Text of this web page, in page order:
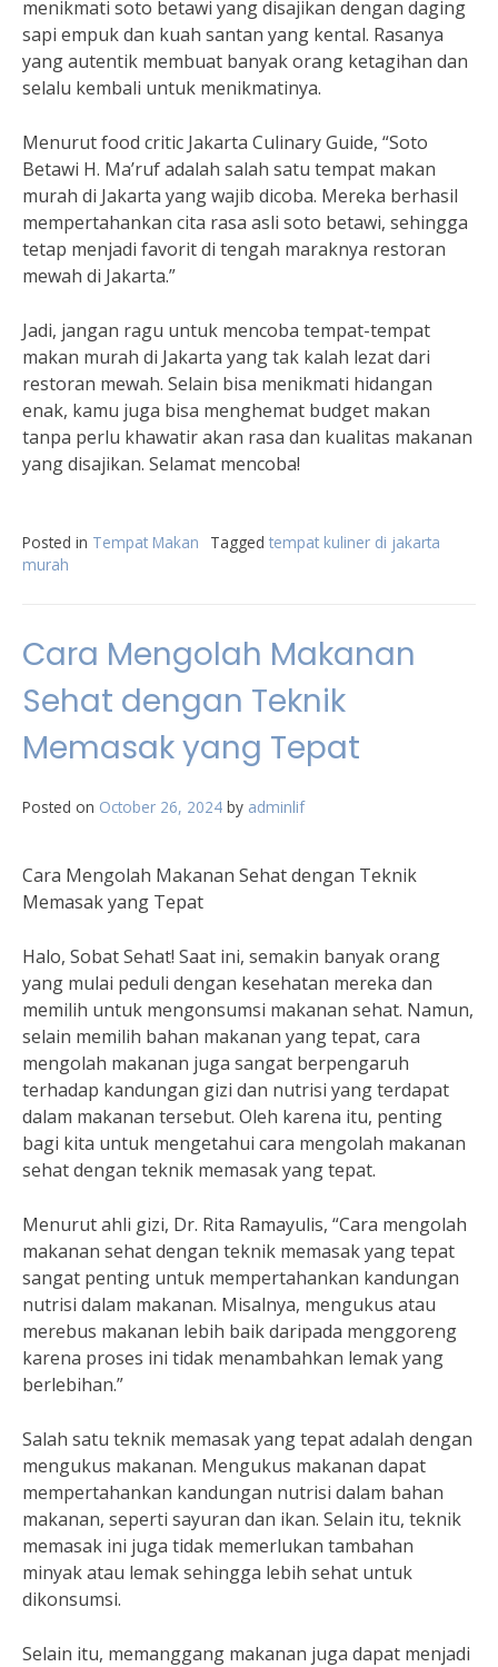
menikmati soto betawi yang disajikan dengan daging
sapi empuk dan kuah santan yang kental. Rasanya
yang autentik membuat banyak orang ketagihan dan
selalu kembali untuk menikmatinya.
Menurut food critic Jakarta Culinary Guide, “Soto
Betawi H. Ma’ruf adalah salah satu tempat makan
murah di Jakarta yang wajib dicoba. Mereka berhasil
mempertahankan cita rasa asli soto betawi, sehingga
tetap menjadi favorit di tengah maraknya restoran
mewah di Jakarta.”
Jadi, jangan ragu untuk mencoba tempat-tempat
makan murah di Jakarta yang tak kalah lezat dari
restoran mewah. Selain bisa menikmati hidangan
enak, kamu juga bisa menghemat budget makan
tanpa perlu khawatir akan rasa dan kualitas makanan
yang disajikan. Selamat mencoba!
Posted in Tempat Makan Tagged tempat kuliner di jakarta
murah
Cara Mengolah Makanan
Sehat dengan Teknik
Memasak yang Tepat
Posted on October 26, 2024 by adminlif
Cara Mengolah Makanan Sehat dengan Teknik
Memasak yang Tepat
Halo, Sobat Sehat! Saat ini, semakin banyak orang
yang mulai peduli dengan kesehatan mereka dan
memilih untuk mengonsumsi makanan sehat. Namun,
selain memilih bahan makanan yang tepat, cara
mengolah makanan juga sangat berpengaruh
terhadap kandungan gizi dan nutrisi yang terdapat
dalam makanan tersebut. Oleh karena itu, penting
bagi kita untuk mengetahui cara mengolah makanan
sehat dengan teknik memasak yang tepat.
Menurut ahli gizi, Dr. Rita Ramayulis, “Cara mengolah
makanan sehat dengan teknik memasak yang tepat
sangat penting untuk mempertahankan kandungan
nutrisi dalam makanan. Misalnya, mengukus atau
merebus makanan lebih baik daripada menggoreng
karena proses ini tidak menambahkan lemak yang
berlebihan.”
Salah satu teknik memasak yang tepat adalah dengan
mengukus makanan. Mengukus makanan dapat
mempertahankan kandungan nutrisi dalam bahan
makanan, seperti sayuran dan ikan. Selain itu, teknik
memasak ini juga tidak memerlukan tambahan
minyak atau lemak sehingga lebih sehat untuk
dikonsumsi.
Selain itu, memanggang makanan juga dapat menjadi